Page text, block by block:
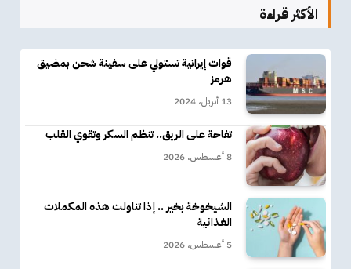
الأكثر قراءة
قوات إيرانية تستولي على سفينة شحن بمضيق
هرمز
13 أبريل، 2024
تفاحة على الريق.. تنظم السكر وتقوي القلب
8 أغسطس، 2026
الشيخوخة بخير .. إذا تناولت هذه المكملات
الغذائية
5 أغسطس، 2026